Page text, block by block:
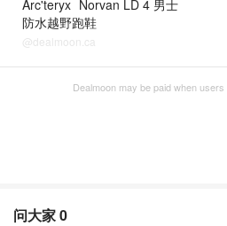
Arc'teryx Norvan LD 4 男士
防水越野跑鞋
@dealmoon.ca
Dealmoon may be paid when
问大家0